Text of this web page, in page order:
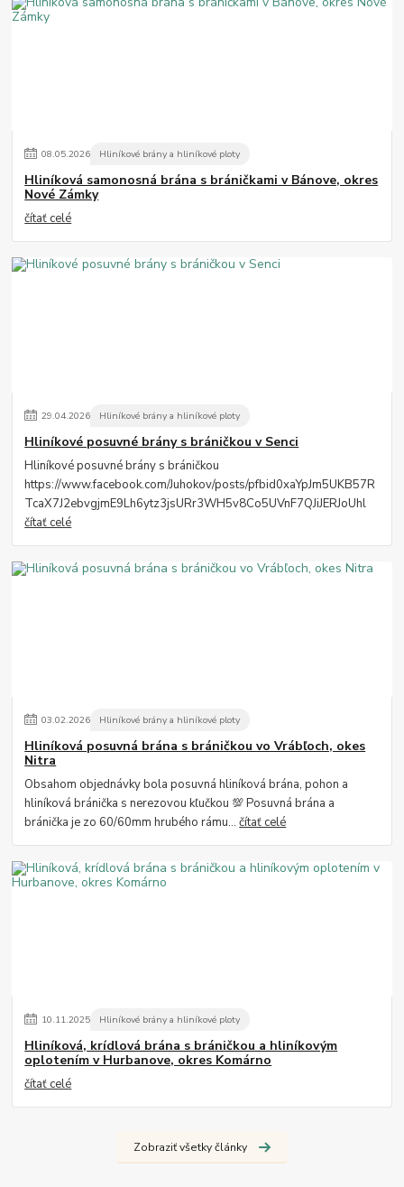
08.05.2026 Hliníkové brány a hliníkové ploty
Hliníková samonosná brána s bráničkami v Bánove, okres
Nové Zámky
čítať celé
29.04.2026 Hliníkové brány a hliníkové ploty
Hliníkové posuvné brány s bráničkou v Senci
Hliníkové posuvné brány s bráničkou
https://www.facebook.com/Juhokov/posts/pfbid0xaYpJm5UKB57R
TcaX7J2ebvgjmE9Lh6ytz3jsURr3WH5v8Co5UVnF7QJiJERJoUhl
čítať celé
03.02.2026 Hliníkové brány a hliníkové ploty
Hliníková posuvná brána s bráničkou vo Vrábľoch, okes
Nitra
Obsahom objednávky bola posuvná hliníková brána, pohon a
hliníková bránička s nerezovou kľučkou 💯 Posuvná brána a
bránička je zo 60/60mm hrubého rámu...čítať celé
10.11.2025 Hliníkové brány a hliníkové ploty
Hliníková, krídlová brána s bráničkou a hliníkovým
oplotením v Hurbanove, okres Komárno
čítať celé
Zobraziť všetky články